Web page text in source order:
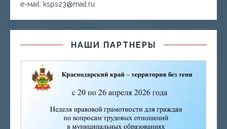
е-маil: ksps23@mail.ru
НАШИ ПАРТНЕРЫ